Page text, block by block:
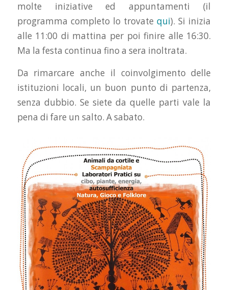
molte iniziative ed appuntamenti (il
programma completo lo trovatequi). Si inizia
alle 11:00 di mattina per poi finire alle 16:30.
Ma la festa continua fino a sera inoltrata.
Da rimarcare anche il coinvolgimento delle
istituzioni locali, un buon punto di partenza,
senza dubbio. Se siete da quelle parti vale la
pena di fare un salto. A sabato.